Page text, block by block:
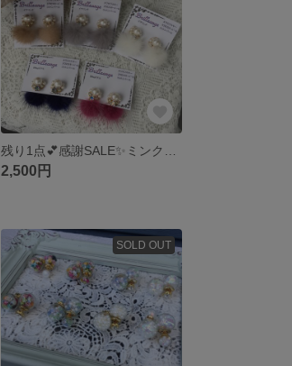
2,500円
SOLD OUT